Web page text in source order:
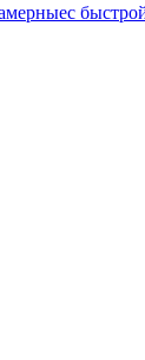
с